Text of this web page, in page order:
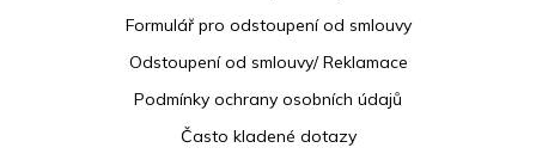
Formulář pro odstoupení od smlouvy
Odstoupení od smlouvy/ Reklamace
Podmínky ochrany osobních údajů
Často kladené dotazy